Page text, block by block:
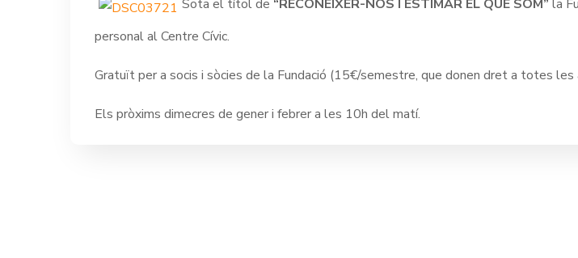
Sota el títol de “RECONÈIXER-NOS I ESTIMAR EL QUE SOM” la
personal al Centre Cívic.
Gratuït per a socis i sòcies de la Fundació (15€/semestre, que donen dret a totes
Els pròxims dimecres de gener i febrer a les 10h del matí.